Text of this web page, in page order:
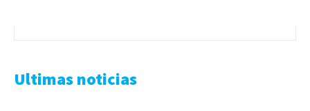
Ultimas noticias